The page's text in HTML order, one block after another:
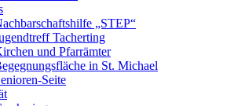
„STEP“
Tacherting
und Pfarrämter
in St. Michael
Seite